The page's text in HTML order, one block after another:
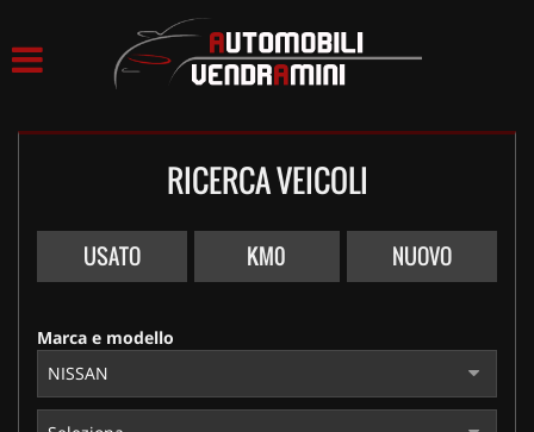
ASSISTENZA
RICERCA VEICOLI
USATO KM0 NUOVO
Marca e modello